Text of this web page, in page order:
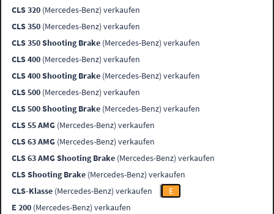
CLS 320 (Mercedes-Benz) verkaufen
CLS 350 (Mercedes-Benz) verkaufen
CLS 350 Shooting Brake (Mercedes-Benz) verkaufen
CLS 400 (Mercedes-Benz) verkaufen
CLS 400 Shooting Brake (Mercedes-Benz) verkaufen
CLS 500 (Mercedes-Benz) verkaufen
CLS 500 Shooting Brake (Mercedes-Benz) verkaufen
CLS 55 AMG (Mercedes-Benz) verkaufen
CLS 63 AMG (Mercedes-Benz) verkaufen
CLS 63 AMG Shooting Brake (Mercedes-Benz) verkaufen
CLS Shooting Brake (Mercedes-Benz) verkaufen
CLS-Klasse (Mercedes-Benz) verkaufen
E
E 200 (Mercedes-Benz) verkaufen